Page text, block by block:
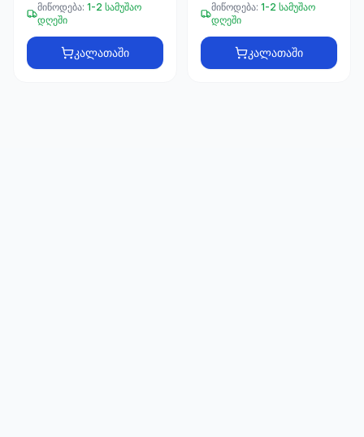
მიწოდება: 1-2 სამუშაო
დღეში
კალათაში
მიწოდება: 1-2 სამუშაო
დღეში
კალათაში